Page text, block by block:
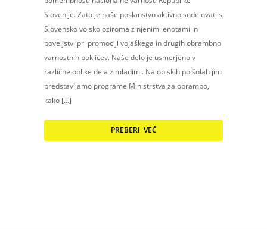
Slovenije. Zato je naše poslanstvo aktivno sodelovati s
Slovensko vojsko oziroma z njenimi enotami in
poveljstvi pri promociji vojaškega in drugih obrambno
varnostnih poklicev. Naše delo je usmerjeno v
različne oblike dela z mladimi. Na obiskih po šolah jim
predstavljamo programe Ministrstva za obrambo,
kako […]
PREBERI VEČ